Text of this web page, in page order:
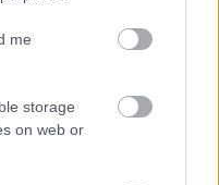
me
storage
on web or
bb10